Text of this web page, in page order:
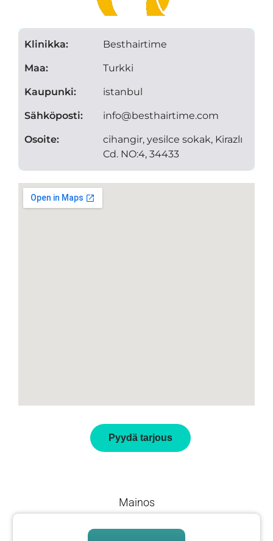
Klinikka:
Maa:
Kaupunki:
Sähköposti:
Osoite:
Besthairtime
Turkki
istanbul
info@besthairtime.com
cihangir, yesilce sokak, Kirazlı
Cd. NO:4, 34433
Pyydä tarjous
Mainos